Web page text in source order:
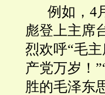
例如，4
彪登上主席
烈欢呼“毛
产党万岁！
胜的毛泽东